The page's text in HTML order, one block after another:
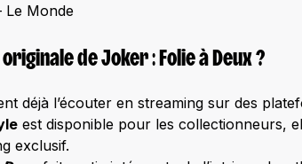
Le Monde
de Joker : Folie à Deux ?
déjà l’écouter en streaming sur des
est disponible pour les collectionneurs,
exclusif.